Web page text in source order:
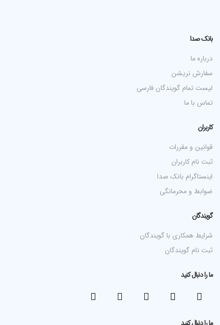
بانک صدا
درباره ما
سفارش نریشن
لیست تمام گویندگان فارسی
تماس با ما
کاربران
قوانین و مقررات
ثبت نام کاربران
اینستاگرام بانک صدا
ضوابط و محرمانگی
گویندگان
شرایط همکاری با گویندگان
ثبت نام گویندگان
ما را دنبال کنید